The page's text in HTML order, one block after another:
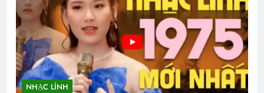
NHẠC LÍNH